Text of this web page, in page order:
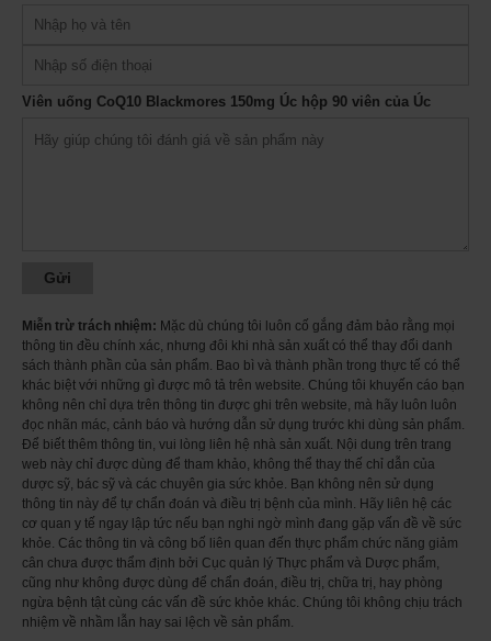
Úc
Hỗ trợ chức năng tim, tốt cho người có nguy cơ mắc bệnh tim hoặc có
biến chứng tim.
Hỗ trợ Cung cấp chất chống oxy hóa cho cơ thể
Nếu bạn đang mang thai, cho con bú hoặc đang điều trị dùng các loại
Không sử dụng khi thuốc bị vỡ hoặc bị sứt mẻ
Sản phẩm này không phải là thuốc và không có tác dụng thay thế thuốc
chữa bệnh. Hiệu quả tùy thuộc cơ địa của từng người.
Viên uống CoQ10 Blackmores 150mg Úc hộp 90 viên của Úc
Miễn trừ trách nhiệm: Mặc dù chúng tôi luôn cố gắng đảm bảo rằng mọi
thông tin đều chính xác, nhưng đôi khi nhà sản xuất có thể thay đổi danh
sách thành phần của sản phẩm. Bao bì và thành phần trong thực tế có thể
khác biệt với những gì được mô tả trên website. Chúng tôi khuyến cáo bạn
không nên chỉ dựa trên thông tin được ghi trên website, mà hãy luôn luôn
đọc nhãn mác, cảnh báo và hướng dẫn sử dụng trước khi dùng sản phẩm.
Để biết thêm thông tin, vui lòng liên hệ nhà sản xuất. Nội dung trên trang
web này chỉ được dùng để tham khảo, không thể thay thế chỉ dẫn của
dược sỹ, bác sỹ và các chuyên gia sức khỏe. Bạn không nên sử dụng
thông tin này để tự chẩn đoán và điều trị bệnh của mình. Hãy liên hệ các
cơ quan y tế ngay lập tức nếu bạn nghi ngờ mình đang gặp vấn đề về sức
khỏe. Các thông tin và công bố liên quan đến thực phẩm chức năng giảm
cân chưa được thẩm định bởi Cục quản lý Thực phẩm và Dược phẩm,
cũng như không được dùng để chẩn đoán, điều trị, chữa trị, hay phòng
ngừa bệnh tật cùng các vấn đề sức khỏe khác. Chúng tôi không chịu trách
nhiệm về nhầm lẫn hay sai lệch về sản phẩm.